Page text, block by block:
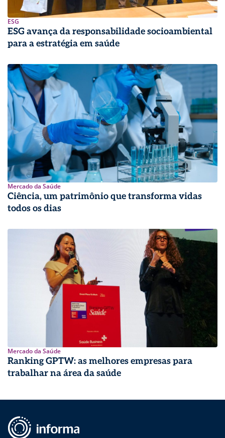
ESG
ESG avança da responsabilidade socioambiental
para a estratégia em saúde
Mercado da Saúde
Ciência, um patrimônio que transforma vidas
todos os dias
Mercado da Saúde
Ranking GPTW: as melhores empresas para
trabalhar na área da saúde